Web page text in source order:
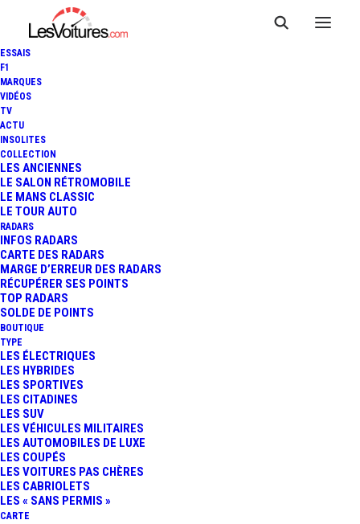
ESSAIS
F1
MARQUES
VIDÉOS
TV
ACTU
INSOLITES
COLLECTION
LES ANCIENNES
LE SALON RÉTROMOBILE
LE MANS CLASSIC
LE TOUR AUTO
RADARS
INFOS RADARS
CARTE DES RADARS
MARGE D’ERREUR DES RADARS
RÉCUPÉRER SES POINTS
TOP RADARS
SOLDE DE POINTS
BOUTIQUE
TYPE
LES ÉLECTRIQUES
LES HYBRIDES
LES SPORTIVES
LES CITADINES
LES SUV
LES VÉHICULES MILITAIRES
LES AUTOMOBILES DE LUXE
LES COUPÉS
LES VOITURES PAS CHÈRES
LES CABRIOLETS
LES « SANS PERMIS »
CARTE
AUTONOME IMPLIQUÉE
DANS UN ACCIDENT (VIDÉOS)
1 Minutes